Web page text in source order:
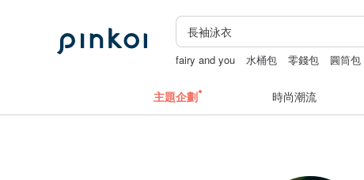
fairy and you 水桶包 零錢包 圓筒包
主題企劃 時尚潮流